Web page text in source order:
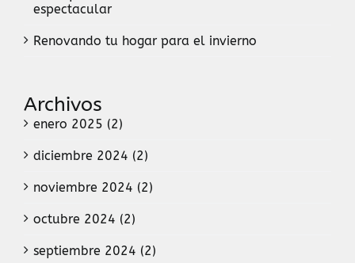
espectacular
Renovando tu hogar para el invierno
Archivos
enero 2025 (2)
diciembre 2024 (2)
noviembre 2024 (2)
octubre 2024 (2)
septiembre 2024 (2)